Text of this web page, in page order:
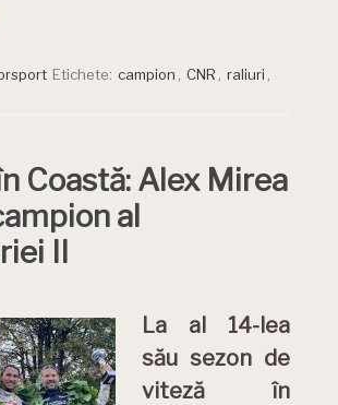
Etichete: campion CNR raliuri
Coastă: Alex Mirea
al
II
La al 14-lea
său sezon de
viteză în